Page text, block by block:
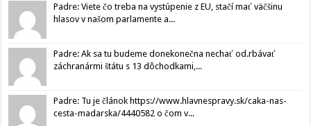
Padre: Viete čo treba na vystúpenie z EU, stačí mať väčšinu
hlasov v našom parlamente a...
Padre: Ak sa tu budeme donekonečna nechať od.rbávať
záchranármi štátu s 13 dôchodkami,...
Padre: Tu je článok https://www.hlavnespravy.sk/caka-nas-
cesta-madarska/4440582 o čom v...